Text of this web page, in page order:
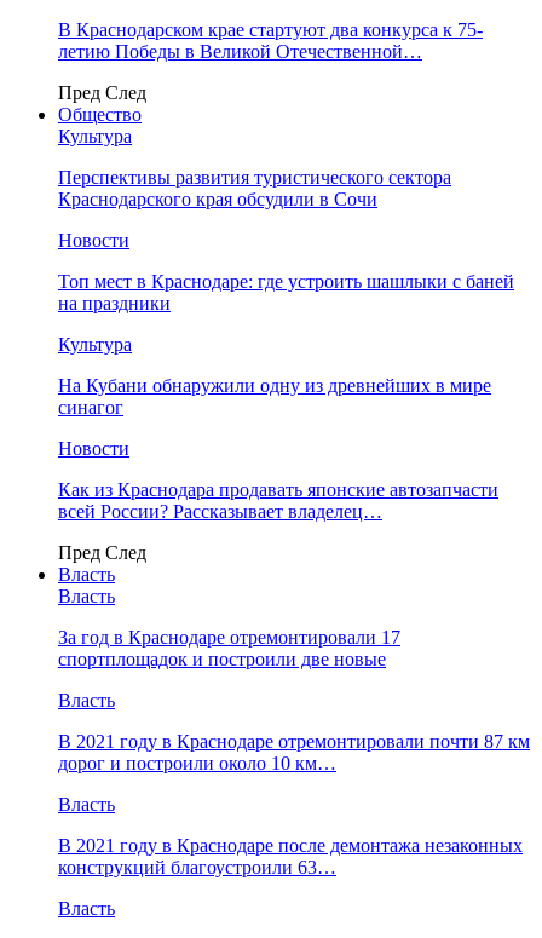
В Краснодарском крае стартуют два конкурса к 75-
летию Победы в Великой Отечественной…
Пред След
Общество
Культура
Перспективы развития туристического сектора
Краснодарского края обсудили в Сочи
Новости
Топ мест в Краснодаре: где устроить шашлыки с баней
на праздники
Культура
На Кубани обнаружили одну из древнейших в мире
синагог
Новости
Как из Краснодара продавать японские автозапчасти
всей России? Рассказывает владелец…
Пред След
Власть
Власть
За год в Краснодаре отремонтировали 17
спортплощадок и построили две новые
Власть
В 2021 году в Краснодаре отремонтировали почти 87 км
дорог и построили около 10 км…
Власть
В 2021 году в Краснодаре после демонтажа незаконных
конструкций благоустроили 63…
Власть